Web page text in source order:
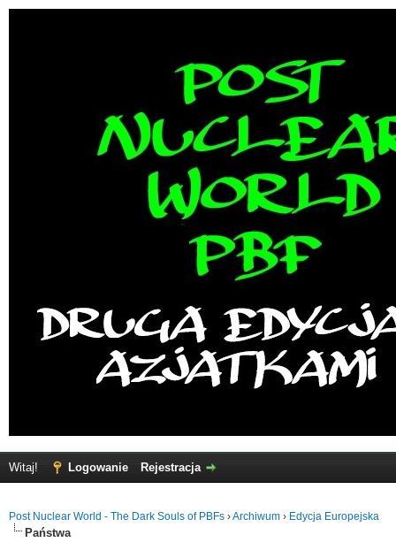
Witaj! Logowanie Rejestracja
Post Nuclear World - The Dark Souls of PBFs ›Archiwum › Edycja Europejska
Państwa